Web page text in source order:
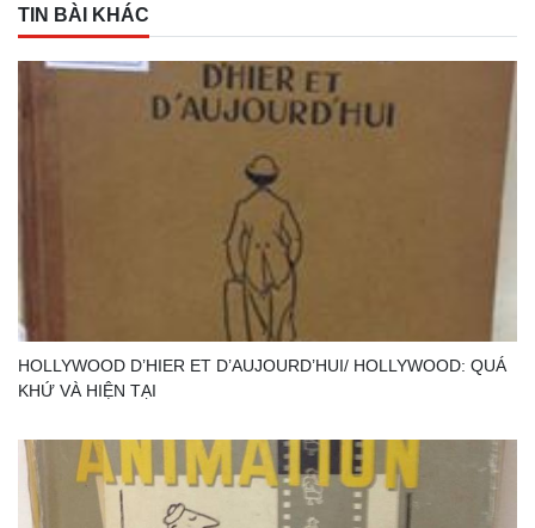
TIN BÀI KHÁC
HOLLYWOOD D’HIER ET D’AUJOURD’HUI/ HOLLYWOOD: QUÁ
KHỨ VÀ HIỆN TẠI